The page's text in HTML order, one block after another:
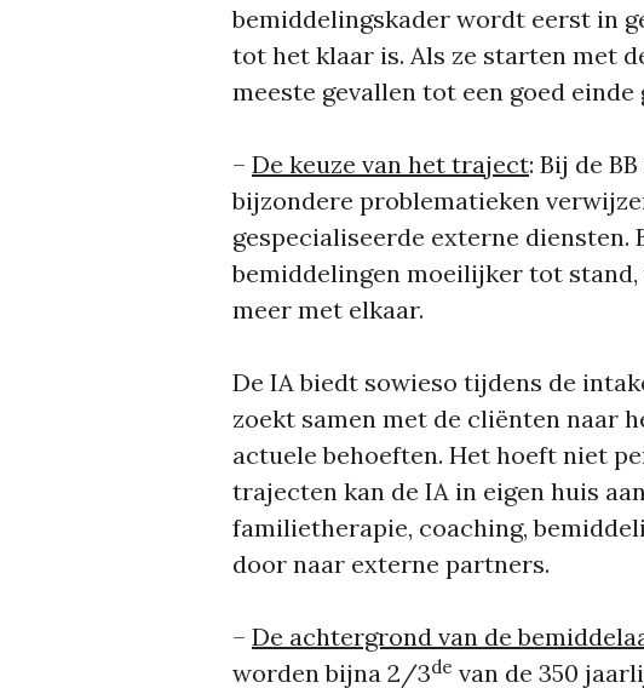
bemiddelingskader wordt eerst in
tot het klaar is. Als ze starten met
meeste gevallen tot een goed einde
– De keuze van het traject: Bij de
bijzondere problematieken
gespecialiseerde externe
bemiddelingen moeilijker tot
meer met elkaar.
De IA biedt sowieso tijdens de
zoekt samen met de cliënten naar
actuele behoeften. Het hoeft niet
trajecten kan de IA in eigen huis
familietherapie, coaching,
door naar externe partners.
– De achtergrond van de
worden bijna 2/3de van de 350